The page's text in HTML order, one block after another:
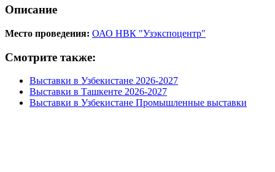
Описание
Место проведения: ОАО НВК "Узэкспоцентр"
Смотрите также:
Выставки в Узбекистане 2026-2027
Выставки в Ташкенте 2026-2027
Выставки в Узбекистане Промышленные выставки